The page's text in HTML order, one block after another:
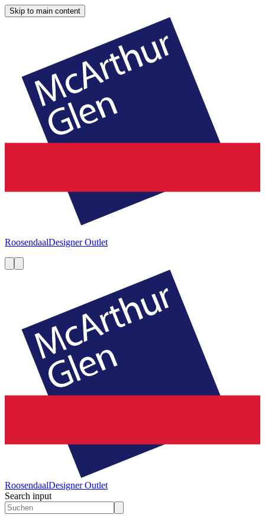
Skip to main content
RoosendaalDesigner Outlet
RoosendaalDesigner Outlet
Search input